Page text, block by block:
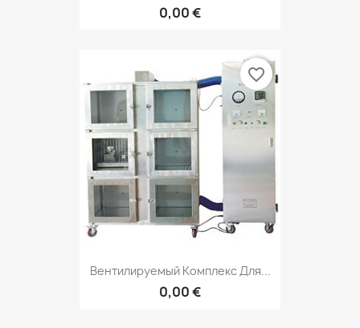
0,00 €
Вентилируемый Комплекс Для...
0,00 €
favorite_border